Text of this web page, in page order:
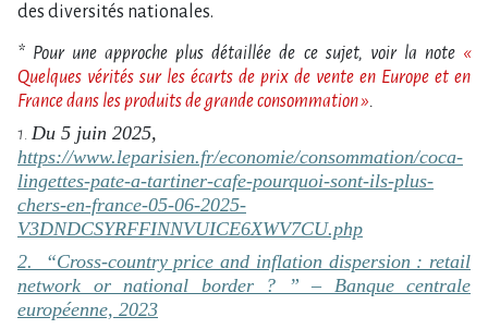
des diversités nationales.
* Pour une approche plus détaillée de ce sujet, voir la note «
Quelques vérités sur les écarts de prix de vente en Europe et en
France dans les produits de grande consommation ».
1. Du 5 juin 2025,
https://www.leparisien.fr/economie/consommation/coca-
lingettes-pate-a-tartiner-cafe-pourquoi-sont-ils-plus-
chers-en-france-05-06-2025-
V3DNDCSYRFFINNVUICE6XWV7CU.php
2. “Cross-country price and inflation dispersion : retail
network or national border ? ” – Banque centrale
européenne, 2023